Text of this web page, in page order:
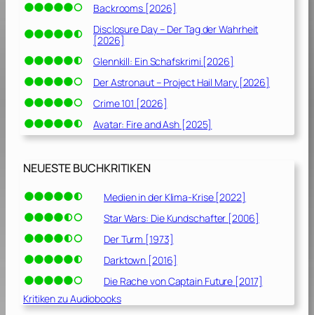
Backrooms [2026]
Disclosure Day – Der Tag der Wahrheit
[2026]
Glennkill: Ein Schafskrimi [2026]
Der Astronaut – Project Hail Mary [2026]
Crime 101 [2026]
Avatar: Fire and Ash [2025]
NEUESTE BUCHKRITIKEN
Medien in der Klima-Krise [2022]
Star Wars: Die Kundschafter [2006]
Der Turm [1973]
Darktown [2016]
Die Rache von Captain Future [2017]
Kritiken zu Audiobooks